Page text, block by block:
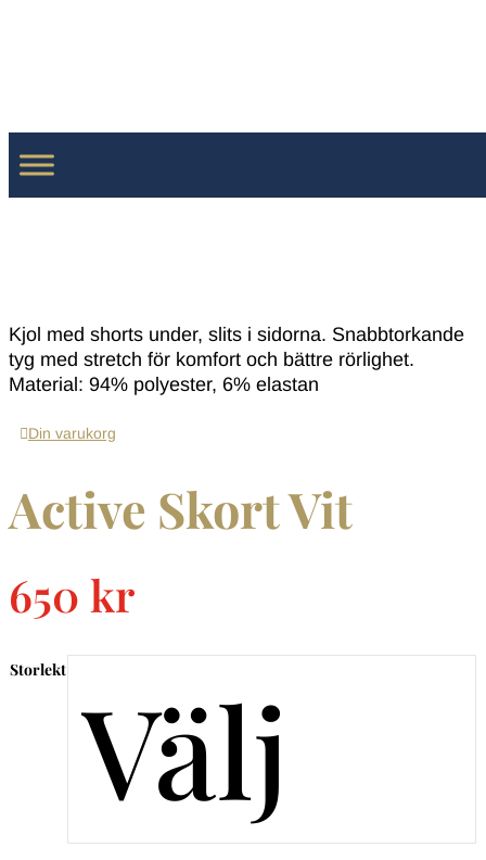
Kjol med shorts under, slits i sidorna. Snabbtorkande
tyg med stretch för komfort och bättre rörlighet.
Material: 94% polyester, 6% elastan
Din varukorg
Active Skort Vit
650 kr
Storlekt